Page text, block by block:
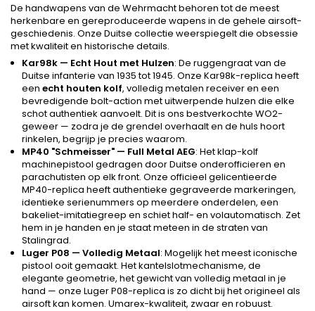
De handwapens van de Wehrmacht behoren tot de meest
herkenbare en gereproduceerde wapens in de gehele airsoft-
geschiedenis. Onze Duitse collectie weerspiegelt die obsessie
met kwaliteit en historische details.
Kar98k — Echt Hout met Hulzen: De ruggengraat van de
Duitse infanterie van 1935 tot 1945. Onze Kar98k-replica heeft
een echt houten kolf, volledig metalen receiver en een
bevredigende bolt-action met uitwerpende hulzen die elke
schot authentiek aanvoelt. Dit is ons bestverkochte WO2-
geweer — zodra je de grendel overhaalt en de huls hoort
rinkelen, begrijp je precies waarom.
MP40 "Schmeisser" — Full Metal AEG: Het klap-kolf
machinepistool gedragen door Duitse onderofficieren en
parachutisten op elk front. Onze officieel gelicentieerde
MP40-replica heeft authentieke gegraveerde markeringen,
identieke serienummers op meerdere onderdelen, een
bakeliet-imitatiegreep en schiet half- en volautomatisch. Zet
hem in je handen en je staat meteen in de straten van
Stalingrad.
Luger P08 — Volledig Metaal: Mogelijk het meest iconische
pistool ooit gemaakt. Het kantelslotmechanisme, de
elegante geometrie, het gewicht van volledig metaal in je
hand — onze Luger P08-replica is zo dicht bij het origineel als
airsoft kan komen. Umarex-kwaliteit, zwaar en robuust.